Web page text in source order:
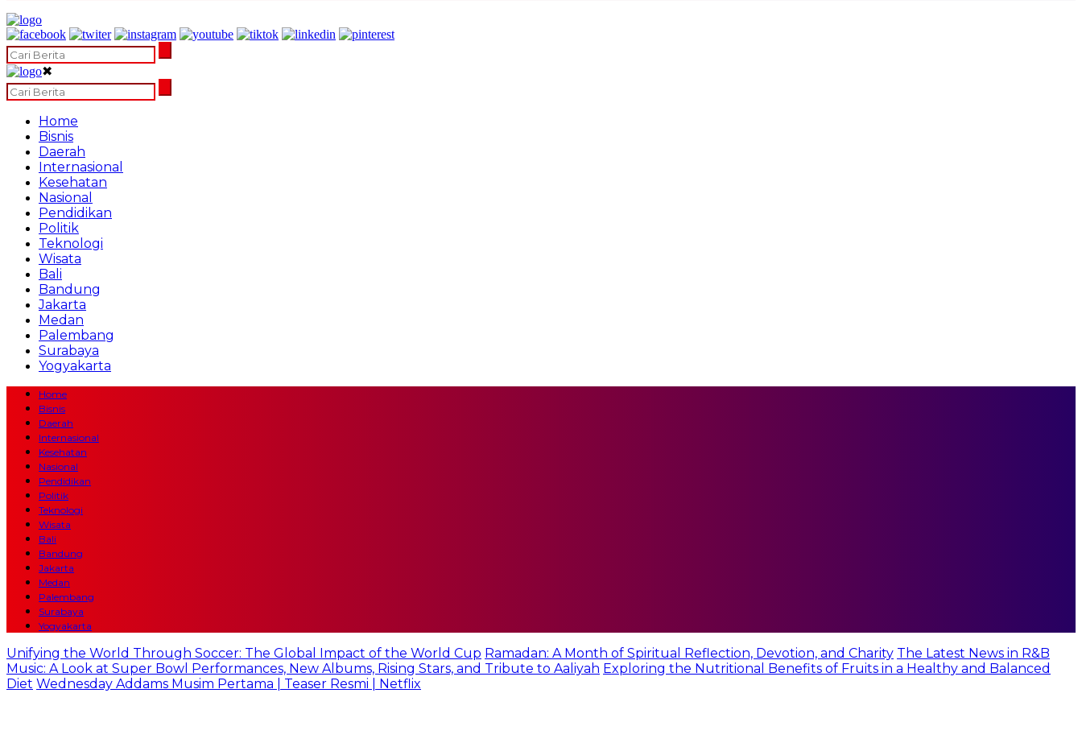
✖
Home
Bisnis
Daerah
Internasional
Kesehatan
Nasional
Pendidikan
Politik
Teknologi
Wisata
Bali
Bandung
Jakarta
Medan
Palembang
Surabaya
Yogyakarta
Home
Bisnis
Daerah
Internasional
Kesehatan
Nasional
Pendidikan
Politik
Teknologi
Wisata
Bali
Bandung
Jakarta
Medan
Palembang
Surabaya
Yogyakarta
Unifying the World Through Soccer: The Global Impact of the World Cup Ramadan: A Month of Spiritual Reflection, Devotion, and Charity The Latest News in R&B
Music: A Look at Super Bowl Performances, New Albums, Rising Stars, and Tribute to Aaliyah Exploring the Nutritional Benefits of Fruits in a Healthy and Balanced
Diet Wednesday Addams Musim Pertama | Teaser Resmi | Netflix